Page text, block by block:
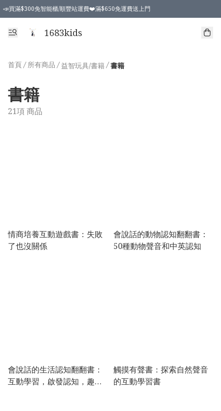
📣買滿$300免智能櫃/順豐站運費❤️滿$650免運費送上門
📣買滿$300免智能櫃/順豐站運費❤️滿$650免運費送上門
1683kids
首頁 / 所有商品 / 益智玩具/書籍 / 書籍
書籍
21項 商品
情商培養互動遊戲書：失敗
了也沒關係
會說話的動物認知翻翻書：
50種動物聲音和中英認知
會說話的生活認知翻翻書：
互動學習，啟發認知，趣味
觸摸有聲書：探索自然聲音
的互動學習書